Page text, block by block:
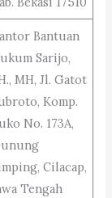
Bantuan
Sarijo,
MH, Jl. Gatot
Komp.
No. 173A,
Cilacap,
Tengah